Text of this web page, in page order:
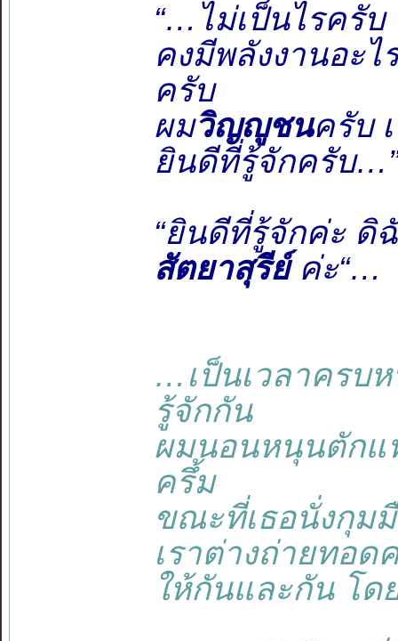
“…ไม่เป็นไรครับ
คงมีพลังงานอะไ
ครับ
ผมวิญญูชนครับ
ยินดีที่รู้จักครับ…”
“ยินดีที่รู้จักค่ะ ดิ
สัตยาสุรีย์ ค่ะ“…
…เป็นเวลาครบ
รู้จักกัน
ผมนอนหนุนตักแ
ครึ้ม
ขณะที่เธอนั่งกุม
เราต่างถ่ายทอด
ให้กันและกัน โด